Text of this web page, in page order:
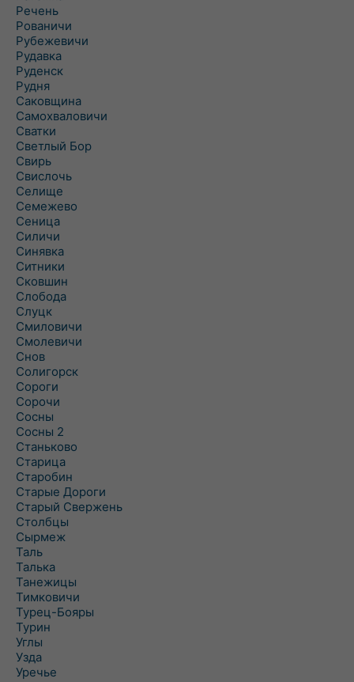
Речень
Рованичи
Рубежевичи
Рудавка
Руденск
Рудня
Саковщина
Самохваловичи
Сватки
Светлый Бор
Свирь
Свислочь
Селище
Семежево
Сеница
Силичи
Синявка
Ситники
Сковшин
Слобода
Слуцк
Смиловичи
Смолевичи
Снов
Солигорск
Сороги
Сорочи
Сосны
Сосны 2
Станьково
Старица
Старобин
Старые Дороги
Старый Свержень
Столбцы
Сырмеж
Таль
Талька
Танежицы
Тимковичи
Турец-Бояры
Турин
Углы
Узда
Уречье